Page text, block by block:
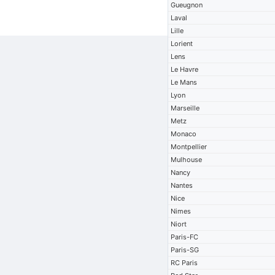
Gueugnon
Laval
Lille
Lorient
Lens
Le Havre
Le Mans
Lyon
Marseille
Metz
Monaco
Montpellier
Mulhouse
Nancy
Nantes
Nice
Nimes
Niort
Paris-FC
Paris-SG
RC Paris